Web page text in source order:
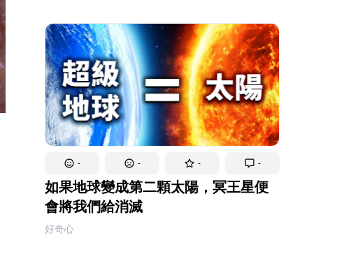
- - - -
如果地球變成第二顆太陽，冥王星便
會將我們給消滅
好奇心